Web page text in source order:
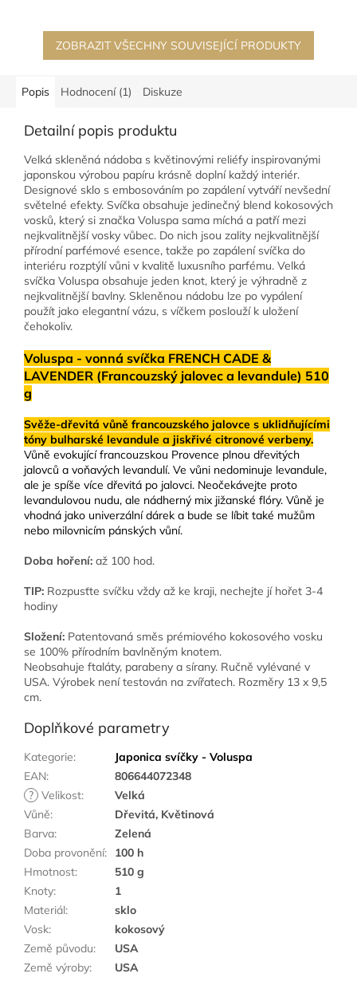
ZOBRAZIT VŠECHNY SOUVISEJÍCÍ PRODUKTY
Popis Hodnocení (1) Diskuze
Detailní popis produktu
Velká skleněná nádoba s květinovými reliéfy inspirovanými
japonskou výrobou papíru krásně doplní každý interiér.
Designové sklo s embosováním po zapálení vytváří nevšední
světelné efekty. Svíčka obsahuje jedinečný blend kokosových
vosků, který si značka Voluspa sama míchá a patří mezi
nejkvalitnější vosky vůbec. Do nich jsou zality nejkvalitnější
přírodní parfémové esence, takže po zapálení svíčka do
interiéru rozptýlí vůni v kvalitě luxusního parfému. Velká
svíčka Voluspa obsahuje jeden knot, který je výhradně z
nejkvalitnější bavlny. Skleněnou nádobu lze po vypálení
použít jako elegantní vázu, s víčkem poslouží k uložení
čehokoliv.
Voluspa - vonná svíčka FRENCH CADE &
LAVENDER (Francouzský jalovec a levandule) 510
g
Svěže-dřevitá vůně francouzského jalovce s uklidňujícími
tóny bulharské levandule a jiskřivé citronové verbeny.
Vůně evokující francouzskou Provence plnou dřevitých
jalovců a voňavých levandulí. Ve vůni nedominuje levandule,
ale je spíše více dřevitá po jalovci. Neočekávejte proto
levandulovou nudu, ale nádherný mix jižanské flóry. Vůně je
vhodná jako univerzální dárek a bude se líbit také mužům
nebo milovnicím pánských vůní.
Doba hoření: až 100 hod.
TIP: Rozpusťte svíčku vždy až ke kraji, nechejte jí hořet 3-4
hodiny
Složení: Patentovaná směs prémiového kokosového vosku
se 100% přírodním bavlněným knotem.
Neobsahuje ftaláty, parabeny a sírany. Ručně vylévané v
USA. Výrobek není testován na zvířatech. Rozměry 13 x 9,5
cm.
Doplňkové parametry
Kategorie:
Japonica svíčky - Voluspa
EAN:
806644072348
? Velikost:
Velká
Vůně:
Dřevitá, Květinová
Barva:
Zelená
Doba provonění:
100 h
Hmotnost:
510 g
Knoty:
1
Materiál:
sklo
Vosk:
kokosový
Země původu:
USA
Země výroby: USA